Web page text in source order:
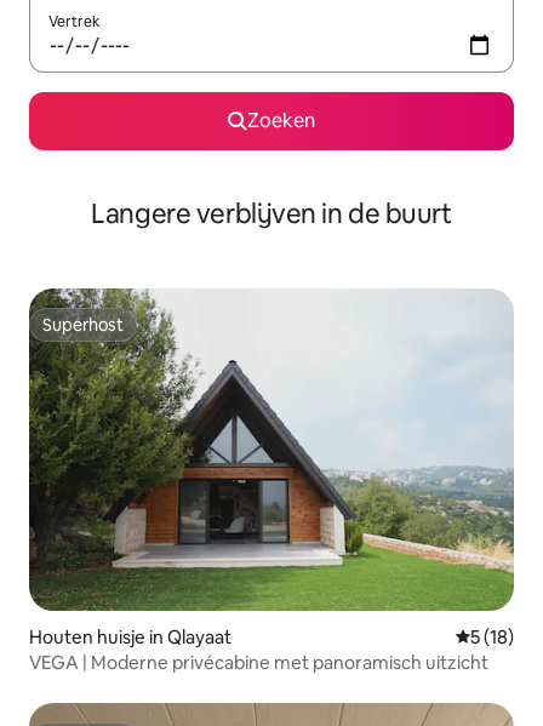
Vertrek
Zoeken
Langere verblijven in de buurt
Superhost
Superhost
Houten huisje in Qlayaat
5 (18)
VEGA | Moderne privécabine met panoramisch uitzicht